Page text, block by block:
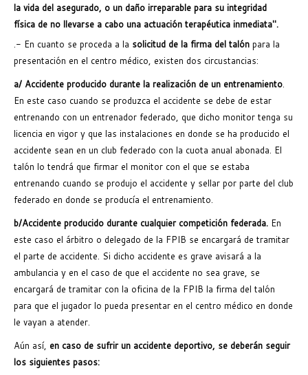
la vida del asegurado, o un daño irreparable para su integridad
física de no llevarse a cabo una actuación terapéutica inmediata".
.- En cuanto se proceda a la solicitud de la firma del talón para la
presentación en el centro médico, existen dos circustancias:
a/ Accidente producido durante la realización de un entrenamiento
En este caso cuando se produzca el accidente se debe de estar
entrenando con un entrenador federado, que dicho monitor tenga su
licencia en vigor y que las instalaciones en donde se ha producido el
accidente sean en un club federado con la cuota anual abonada. El
talón lo tendrá que firmar el monitor con el que se estaba
entrenando cuando se produjo el accidente y sellar por parte del club
federado en donde se producía el entrenamiento.
b/Accidente producido durante cualquier competición federada. En
este caso el árbitro o delegado de la FPIB se encargará de tramitar
el parte de accidente. Si dicho accidente es grave avisará a la
ambulancia y en el caso de que el accidente no sea grave, se
encargará de tramitar con la oficina de la FPIB la firma del talón
para que el jugador lo pueda presentar en el centro médico en donde
le vayan a atender.
Aún así, en caso de sufrir un accidente deportivo, se deberán seguir
los siguientes pasos: